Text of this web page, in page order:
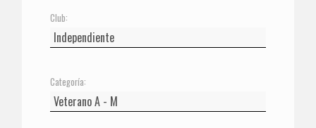
Club:
Categoría: